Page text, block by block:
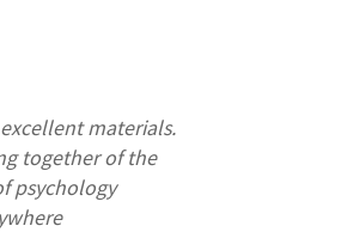
materials.
together of the
psychology